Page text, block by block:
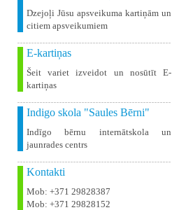
Dzejoļi Jūsu apsveikuma kartiņām un
citiem apsveikumiem
E-kartiņas
Šeit variet izveidot un nosūtīt E-
kartiņas
Indigo skola "Saules Bērni"
Indīgo bērnu internātskola un
jaunrades centrs
Kontakti
Mob: +371 29828387
Mob: +371 29828152